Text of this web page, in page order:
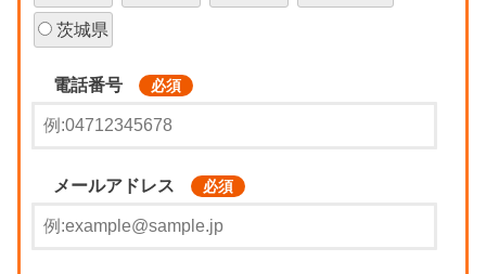
茨城県
電話番号 必須
メールアドレス 必須